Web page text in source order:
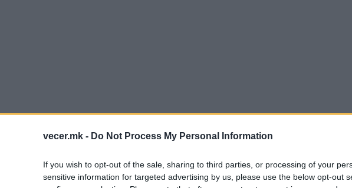
vecer.mk - Do Not Process My Personal Information
If you wish to opt-out of the sale, sharing to third parties, or processing of your
sensitive information for targeted advertising by us, please use the below opt-out